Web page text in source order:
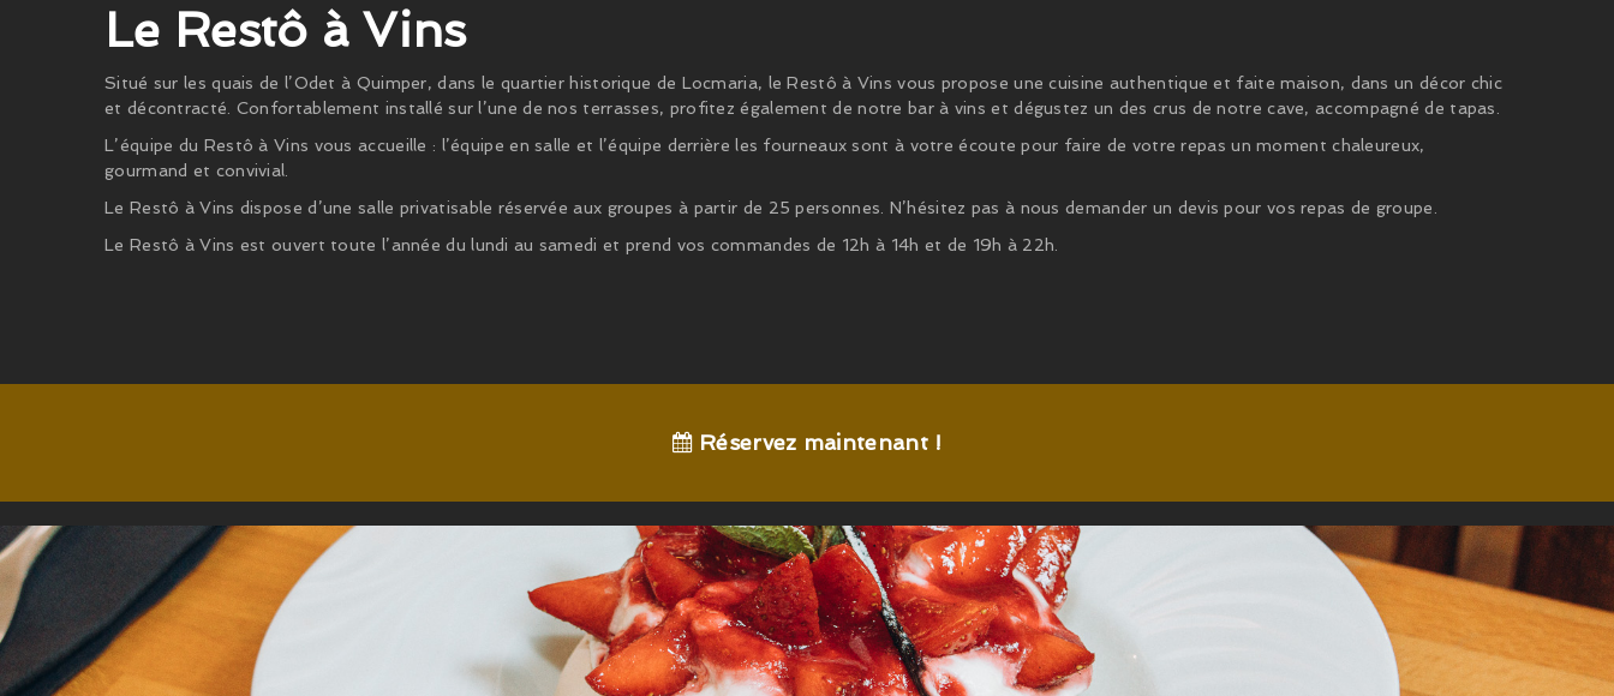
Le Restô à Vins
Situé sur les quais de l’Odet à Quimper, dans le quartier historique de Locmaria, le Restô à Vins vous propose une cuisine authentique et faite maison, dans un décor chic
et décontracté. Confortablement installé sur l’une de nos terrasses, profitez également de notre bar à vins et dégustez un des crus de notre cave, accompagné de tapas.
L’équipe du Restô à Vins vous accueille : l’équipe en salle et l’équipe derrière les fourneaux sont à votre écoute pour faire de votre repas un moment chaleureux,
gourmand et convivial.
Le Restô à Vins dispose d’une salle privatisable réservée aux groupes à partir de 25 personnes. N’hésitez pas à nous demander un devis pour vos repas de groupe.
Le Restô à Vins est ouvert toute l’année du lundi au samedi et prend vos commandes de 12h à 14h et de 19h à 22h.
Réservez maintenant !